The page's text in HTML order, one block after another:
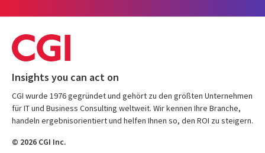
Insights you can act on
CGI wurde 1976 gegründet und gehört zu den größten Unternehmen
für IT und Business Consulting weltweit. Wir kennen Ihre Branche,
handeln ergebnisorientiert und helfen Ihnen so, den ROI zu steigern.
© 2026 CGI Inc.